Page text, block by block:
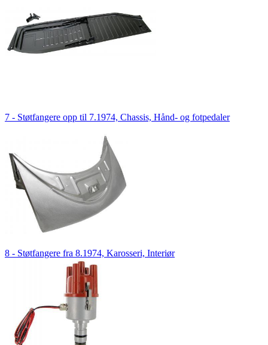
7 - Støtfangere opp til 7.1974, Chassis, Hånd- og fotpedaler
8 - Støtfangere fra 8.1974, Karosseri, Interiør